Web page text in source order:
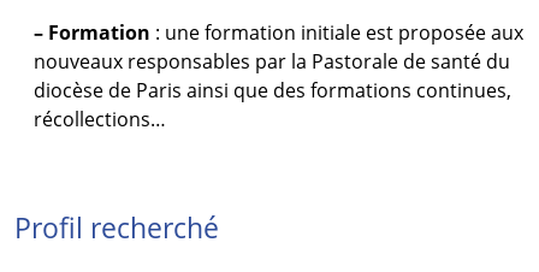
– Formation : une formation initiale est proposée aux
nouveaux responsables par la Pastorale de santé du
diocèse de Paris ainsi que des formations continues,
récollections…
Profil recherché